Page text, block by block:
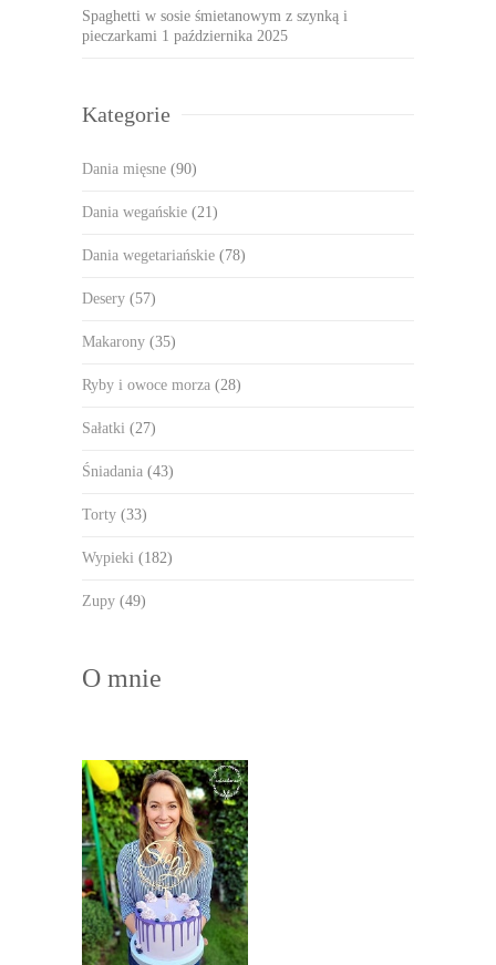
Spaghetti w sosie śmietanowym z szynką i
pieczarkami 1 października 2025
Kategorie
Dania mięsne (90)
Dania wegańskie (21)
Dania wegetariańskie (78)
Desery (57)
Makarony (35)
Ryby i owoce morza (28)
Sałatki (27)
Śniadania (43)
Torty (33)
Wypieki (182)
Zupy (49)
O mnie